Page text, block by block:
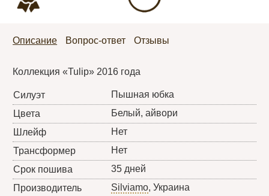
Описание Вопрос-ответ Отзывы
Коллекция «Tulip» 2016 года
Силуэт
Пышная юбка
Цвета
Белый, айвори
Шлейф
Нет
Трансформер
Нет
Срок пошива
35 дней
Производитель
Silviamo, Украина